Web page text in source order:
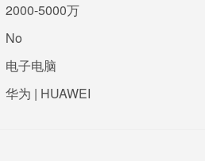
2000-5000万
No
电子电脑
华为 | HUAWEI